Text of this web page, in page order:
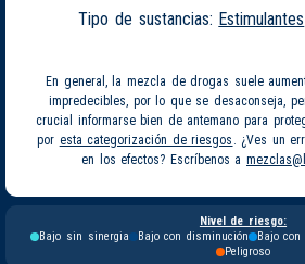
Tipo de sustancias: Estimulantes
En general, la mezcla de drogas suele
impredecibles, por lo que se desaconseja,
crucial informarse bien de antemano para
por esta categorización de riesgos . ¿Ves un
en los efectos? Escríbenos a
Nivel de riesgo:
Bajo sin sinergia
Bajo con disminución Bajo
Peligroso